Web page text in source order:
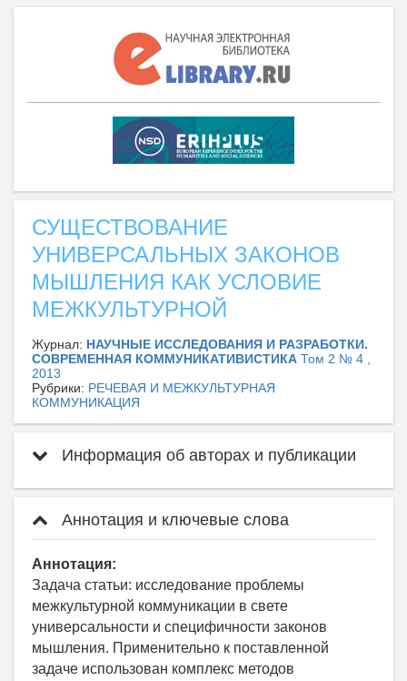
СУЩЕСТВОВАНИЕ
УНИВЕРСАЛЬНЫХ ЗАКОНОВ
МЫШЛЕНИЯ КАК УСЛОВИЕ
МЕЖКУЛЬТУРНОЙ
Журнал: НАУЧНЫЕ ИССЛЕДОВАНИЯ И РАЗРАБОТКИ.
СОВРЕМЕННАЯ КОММУНИКАТИВИСТИКА Том 2 № 4 ,
2013
Рубрики: РЕЧЕВАЯ И МЕЖКУЛЬТУРНАЯ
КОММУНИКАЦИЯ
Информация об авторах и публикации
Аннотация и ключевые слова
Аннотация:
Задача статьи: исследование проблемы
межкультурной коммуникации в свете
универсальности и специфичности законов
мышления. Применительно к поставленной
задаче использован комплекс методов